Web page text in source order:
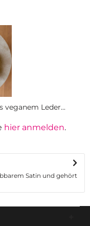
veganem Leder...
hier anmelden.
Satin und gehört